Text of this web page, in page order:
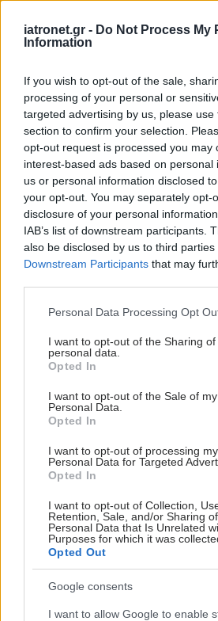
iatronet.gr - Do Not Process My
Information
If you wish to opt-out of the sale,
processing of your personal or
targeted advertising by us, please
section to confirm your selection.
opt-out request is processed you may
interest-based ads based on personal
us or personal information disclosed
your opt-out. You may separately opt-
disclosure of your personal
IAB’s list of downstream participants.
also be disclosed by us to third parties
Downstream Participants that may
Please note that this website/app
not limited to your visit or usage
grant or deny consent to Google and
use your data for below specified
consent section.
Personal Data Processing Opt
I want to opt-out of the Sharing of
personal data.
Opted In
I want to opt-out of the Sale of my
Personal Data.
Opted In
I want to opt-out of processing my
Personal Data for Targeted
Opted In
I want to opt-out of Collection,
Retention, Sale, and/or Sharing
Personal Data that Is Unrelated
Purposes for which it was
Opted Out
Google consents
I want to allow Google to enable
στο
14